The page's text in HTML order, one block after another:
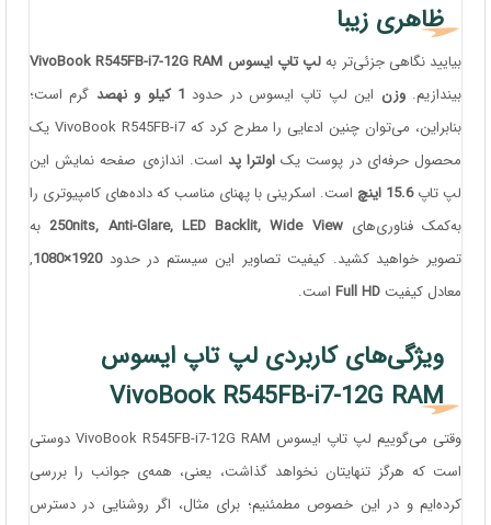
ظاهری زیبا
بیایید نگاهی جزئی‌تر بهلپ تاپ ایسوس VivoBook R545FB-i7-12G RAM
بیندازیم.وزن این لپ تاپ ایسوس در حدود 1 کیلو و نهصد
گرم است؛
بنابراین، می‌توان چنین ادعایی را مطرح کرد که VivoBook R545FB-i7 یک
محصول حرفه‌ای در پوست یک اولترا پد است. اندازه‌ی صفحه نمایش این
لپ تاپ15.6 اینچ
است. اسکرینی با پهنای مناسب که داده‌های کامپیوتری را
به‌کمک فناوری‌های250nits, Anti-Glare, LED Backlit, Wide Viewبه
تصویر خواهید کشید. کیفیت تصاویر این سیستم در حدود1920×1080
,
معادل کیفیت Full HD است.
ویژگی‌های کاربردی لپ تاپ ایسوس
VivoBook R545FB-i7-12G RAM
وقتی می‌گوییم لپ تاپ ایسوس VivoBook R545FB-i7-12G RAM دوستی
است که هرگز تنهایتان نخواهد گذاشت، یعنی، همه‌ی جوانب را بررسی
کرده‌ایم و در این خصوص مطمئنیم؛ برای مثال، اگر روشنایی در دسترس